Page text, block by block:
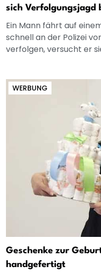
sich Verfolgungsjagd
Ein Mann fährt auf
schnell an der Polizei
verfolgen, versucht er
WERBUNG
Geschenke zur
handgefertigt